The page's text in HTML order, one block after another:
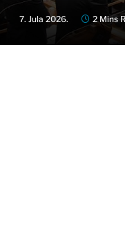
7. Jula 2026. 2 Mins